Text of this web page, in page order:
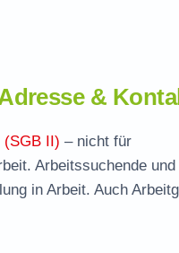
&
(SGB II) – nicht für
Arbeitssuchende und
in Arbeit. Auch